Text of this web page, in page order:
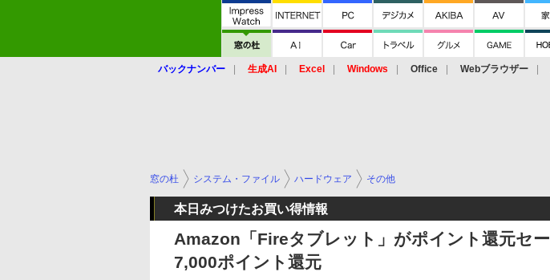
バックナンバー 生成AI Excel Windows Office Webブラウザー
窓の杜 システム・ファイル ハードウェア その他
本日みつけたお買い得情報
Amazon「Fireタブレット」がポイント還元セ
7,000ポイント還元